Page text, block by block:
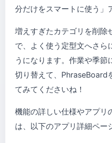
分だけをスマートに使う」
増えすぎたカテゴリを削除
で、よく使う定型文へさら
うになります。作業や季節
切り替えて、PhraseBoard
てみてくださいね！
機能の詳しい仕様やアプリ
は、以下のアプリ詳細ペー